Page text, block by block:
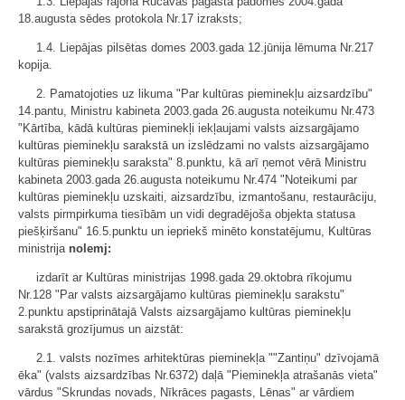
18.augusta sēdes protokola Nr.17 izraksts;
1.4. Liepājas pilsētas domes 2003.gada 12.jūnija lēmuma Nr.217
kopija.
2. Pamatojoties uz likuma "Par kultūras pieminekļu aizsardzību"
14.pantu, Ministru kabineta 2003.gada 26.augusta noteikumu Nr.473
"Kārtība, kādā kultūras pieminekļi iekļaujami valsts aizsargājamo
kultūras pieminekļu sarakstā un izslēdzami no valsts aizsargājamo
kultūras pieminekļu saraksta" 8.punktu, kā arī ņemot vērā Ministru
kabineta 2003.gada 26.augusta noteikumu Nr.474 "Noteikumi par
kultūras pieminekļu uzskaiti, aizsardzību, izmantošanu, restaurāciju,
valsts pirmpirkuma tiesībām un vidi degradējoša objekta statusa
piešķiršanu" 16.5.punktu un iepriekš minēto konstatējumu, Kultūras
ministrija nolemj:
izdarīt ar Kultūras ministrijas 1998.gada 29.oktobra rīkojumu
Nr.128 "Par valsts aizsargājamo kultūras pieminekļu sarakstu"
2.punktu apstiprinātajā Valsts aizsargājamo kultūras pieminekļu
sarakstā grozījumus un aizstāt:
2.1. valsts nozīmes arhitektūras pieminekļa ""Zantiņu" dzīvojamā
ēka" (valsts aizsardzības Nr.6372) daļā "Pieminekļa atrašanās vieta"
vārdus "Skrundas novads, Nīkrāces pagasts, Lēnas" ar vārdiem